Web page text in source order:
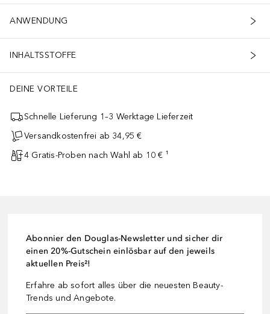
ANWENDUNG
INHALTSSTOFFE
DEINE VORTEILE
Schnelle Lieferung 1–3 Werktage Lieferzeit
Versandkostenfrei ab 34,95 €
4 Gratis-Proben nach Wahl ab 10 € ¹
Abonnier den Douglas-Newsletter und sicher dir
einen 20%-Gutschein einlösbar auf den jeweils
aktuellen Preis²!
Erfahre ab sofort alles über die neuesten Beauty-
Trends und Angebote.